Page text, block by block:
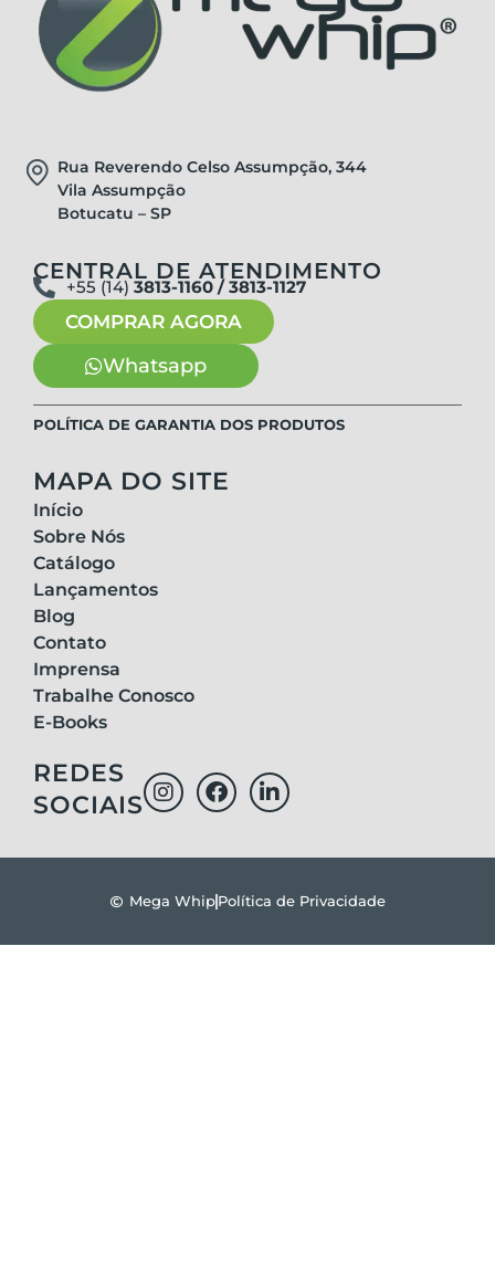
Rua Reverendo Celso Assumpção, 344
Vila Assumpção
Botucatu – SP
CENTRAL DE ATENDIMENTO
+55 (14) 3813-1160 / 3813-1127
COMPRAR AGORA
Whatsapp
POLÍTICA DE GARANTIA DOS PRODUTOS
MAPA DO SITE
Início
Sobre Nós
Catálogo
Lançamentos
Blog
Contato
Imprensa
Trabalhe Conosco
E-Books
REDES
SOCIAIS
Mega WhipPolítica de Privacidade